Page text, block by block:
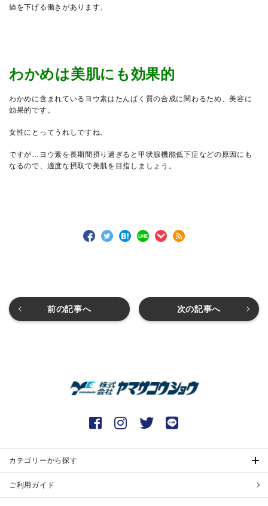
値を下げる働きがあります。
わかめは美肌にも効果的
わかめに含まれているヨウ素はたんぱく質の合成に関わるため、美容に
効果的です。
女性にとってうれしですね。
ですが…ヨウ素を長期間摂り過ぎると甲状腺機能低下症などの原因にも
なるので、適度な摂取で美肌を目指しましょう。
前の記事へ 次の記事へ
カテゴリーから探す
ご利用ガイド